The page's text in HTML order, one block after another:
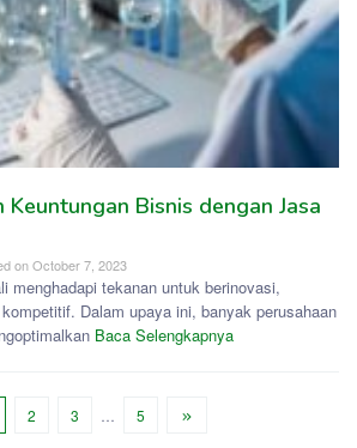
Bisnis dengan Jasa
onOctober 7, 2023
menghadapi tekanan untuk berinovasi,
Dalam upaya ini, banyak perusahaan
Baca Selengkapnya
2 3 … 5